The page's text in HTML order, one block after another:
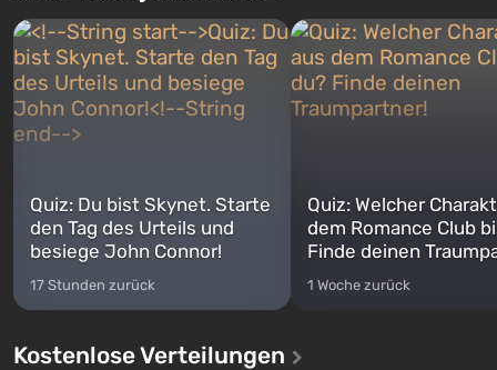
Quiz: Du bist Skynet. Starte
den Tag des Urteils und
besiege John Connor!
17 Stunden zurück
Quiz: Welcher
dem Romance Club
Finde deinen
1 Woche zurück
Kostenlose Verteilungen